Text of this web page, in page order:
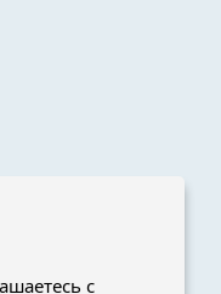
г.
19, стр.
с